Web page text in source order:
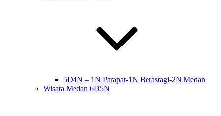
5D4N – 1N Parapat-1N Berastagi-2N Medan
Wisata Medan 6D5N